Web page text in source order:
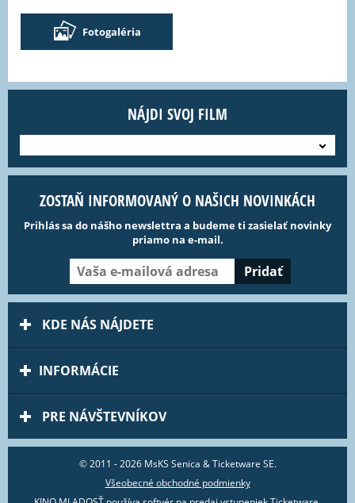
Fotogaléria
NÁJDI SVOJ FILM
ZOSTAŇ INFORMOVANÝ O NAŠICH NOVINKÁCH
Prihlás sa do nášho newslettra a budeme ti zasielať novinky
priamo na e-mail.
KDE NÁS NÁJDETE
INFORMÁCIE
PRE NÁVŠTEVNÍKOV
© 2011 - 2026 MsKS Senica & Ticketware SE.
Všeobecné obchodné podmienky